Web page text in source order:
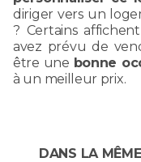
diriger vers un
? Certains
avez prévu de
être une bonne
à un meilleur prix.
DANS LA